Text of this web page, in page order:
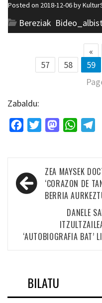
Posted on 2018-12-06 by
Bereziak
«
57
58 59
Zabaldu:
FacebookTwitterMastodon
Bidalketetan
zehar
nabigatu
ZEA MAYSEK
‘CORAZON DE
BERRIA
DANELE
‘AUTOBIOGRAFIA BAT’
BILATU